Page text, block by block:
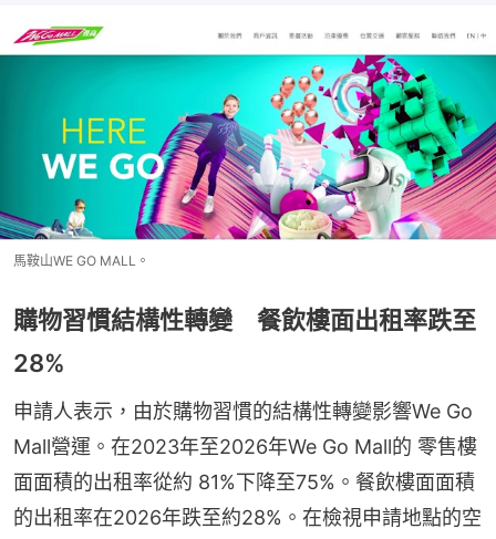
馬鞍山WE GO MALL。
購物習慣結構性轉變 餐飲樓面出租率跌至
28%
申請人表示，由於購物習慣的結構性轉變影響We Go
Mall營運。在2023年至2026年We Go Mall的 零售樓
面面積的出租率從約 81%下降至75%。餐飲樓面面積
的出租率在2026年跌至約28%。在檢視申請地點的空